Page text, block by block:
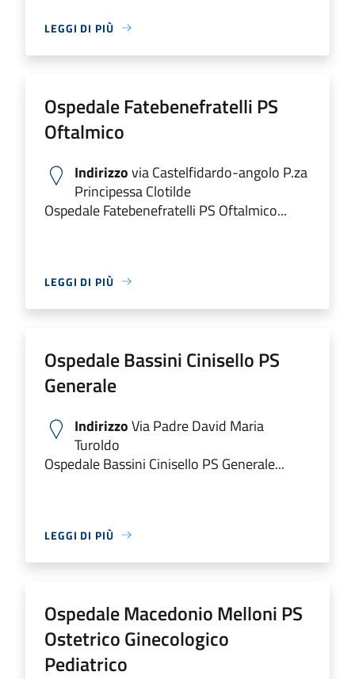
LEGGI DI PIÙ
Ospedale Fatebenefratelli PS
Oftalmico
Indirizzovia Castelfidardo-angolo P.za
Principessa Clotilde
Ospedale Fatebenefratelli PS Oftalmico...
LEGGI DI PIÙ
Ospedale Bassini Cinisello PS
Generale
IndirizzoVia Padre David Maria
Turoldo
Ospedale Bassini Cinisello PS Generale...
LEGGI DI PIÙ
Ospedale Macedonio Melloni PS
Ostetrico Ginecologico
Pediatrico